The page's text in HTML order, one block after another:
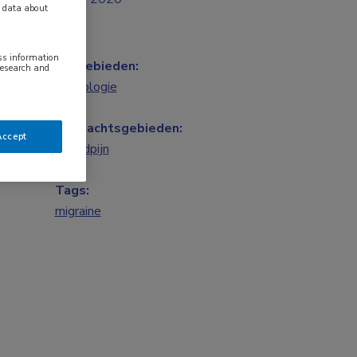
Vakgebieden:
Neurologie
Aandachtsgebieden:
Hoofdpijn
Tags:
migraine
data about
information
and